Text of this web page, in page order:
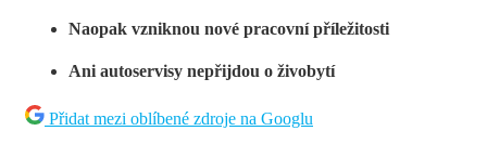
Naopak vzniknou nové pracovní příležitosti
Ani autoservisy nepřijdou o živobytí
Přidat mezi oblíbené zdroje na Googlu